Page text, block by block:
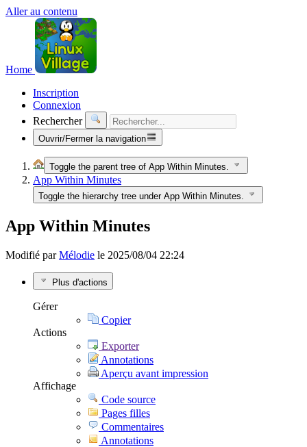
Aller au contenu
Home
Inscription
Connexion
Rechercher
Ouvrir/Fermer la navigation
Toggle the parent tree of App Within Minutes.
App Within Minutes
Toggle the hierarchy tree under App Within Minutes.
App Within Minutes
Modifié parMélodie le 2025/08/04 22:24
Plus d'actions
Gérer
Copier
Actions
Exporter
Annotations
Aperçu avant impression
Affichage
Code source
Pages filles
Commentaires
Annotations